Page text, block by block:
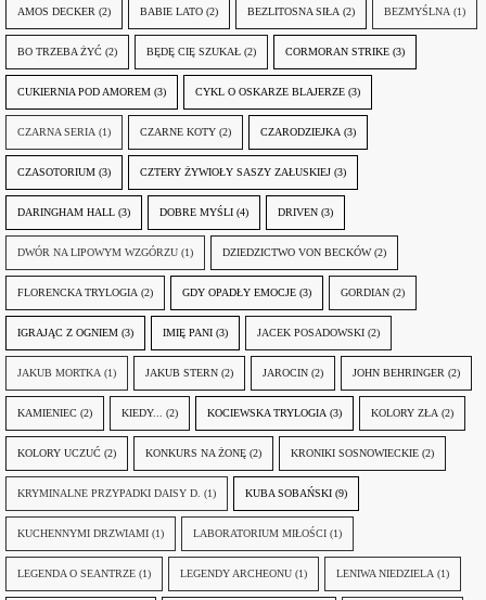
AMOS DECKER (2) BABIE LATO (2) BEZLITOSNA SIŁA (2) BEZMYŚLNA (1)
BO TRZEBA ŻYĆ (2) BĘDĘ CIĘ SZUKAŁ (2) CORMORAN STRIKE (3)
CUKIERNIA POD AMOREM (3) CYKL O OSKARZE BLAJERZE (3)
CZARNA SERIA (1) CZARNE KOTY (2) CZARODZIEJKA (3)
CZASOTORIUM (3) CZTERY ŻYWIOŁY SASZY ZAŁUSKIEJ (3)
DARINGHAM HALL (3) DOBRE MYŚLI (4) DRIVEN (3)
DWÓR NA LIPOWYM WZGÓRZU (1) DZIEDZICTWO VON BECKÓW (2)
FLORENCKA TRYLOGIA (2) GDY OPADŁY EMOCJE (3) GORDIAN (2)
IGRAJĄC Z OGNIEM (3) IMIĘ PANI (3) JACEK POSADOWSKI (2)
JAKUB MORTKA (1) JAKUB STERN (2) JAROCIN (2) JOHN BEHRINGER (2)
KAMIENIEC (2) KIEDY... (2) KOCIEWSKA TRYLOGIA (3) KOLORY ZŁA (2)
KOLORY UCZUĆ (2) KONKURS NA ŻONĘ (2) KRONIKI SOSNOWIECKIE (2)
KRYMINALNE PRZYPADKI DAISY D. (1) KUBA SOBAŃSKI (9)
KUCHENNYMI DRZWIAMI (1) LABORATORIUM MIŁOŚCI (1)
LEGENDA O SEANTRZE (1) LEGENDY ARCHEONU (1) LENIWA NIEDZIELA (1)